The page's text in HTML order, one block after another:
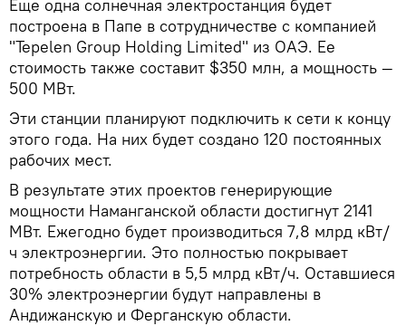
Еще одна солнечная электростанция будет
построена в Папе в сотрудничестве с компанией
"Tepelen Group Holding Limited" из ОАЭ. Ее
стоимость также составит $350 млн, а мощность —
500 МВт.
Эти станции планируют подключить к сети к концу
этого года. На них будет создано 120 постоянных
рабочих мест.
В результате этих проектов генерирующие
мощности Наманганской области достигнут 2141
МВт. Ежегодно будет производиться 7,8 млрд кВт/
ч электроэнергии. Это полностью покрывает
потребность области в 5,5 млрд кВт/ч. Оставшиеся
30% электроэнергии будут направлены в
Андижанскую и Ферганскую области.